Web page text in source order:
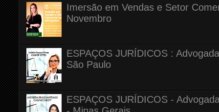
Imersão em Vendas e Setor
Novembro
ESPAÇOS JURÍDICOS :
São Paulo
ESPAÇOS JURÍDICOS -